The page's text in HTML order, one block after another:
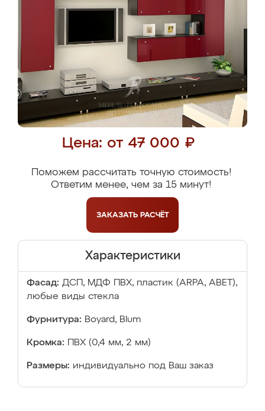
Цена: от 47 000 ₽
Поможем рассчитать точную стоимость!
Ответим менее, чем за 15 минут!
ЗАКАЗАТЬ РАСЧЁТ
Характеристики
Фасад: ДСП, МДФ ПВХ, пластик (ARPA, ABET),
любые виды стекла
Фурнитура: Boyard, Blum
Кромка: ПВХ (0,4 мм, 2 мм)
Размеры: индивидуально под Ваш заказ